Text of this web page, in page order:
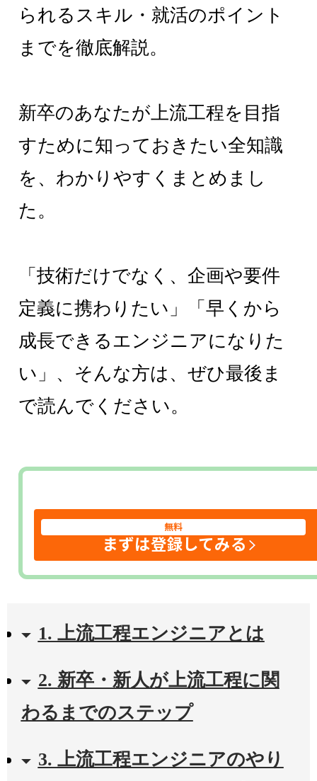
られるスキル・就活のポイント
までを徹底解説。
新卒のあなたが上流工程を目指
すために知っておきたい全知識
を、わかりやすくまとめまし
た。
「技術だけでなく、企画や要件
定義に携わりたい」「早くから
成長できるエンジニアになりた
い」、そんな方は、ぜひ最後ま
で読んでください。
無料
まずは登録してみる
1. 上流工程エンジニアとは
2. 新卒・新人が上流工程に関
わるまでのステップ
3. 上流工程エンジニアのやり